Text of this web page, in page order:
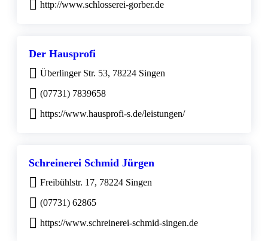
http://www.schlosserei-gorber.de
Der Hausprofi
Überlinger Str. 53, 78224 Singen
(07731) 7839658
https://www.hausprofi-s.de/leistungen/
Schreinerei Schmid Jürgen
Freibühlstr. 17, 78224 Singen
(07731) 62865
https://www.schreinerei-schmid-singen.de